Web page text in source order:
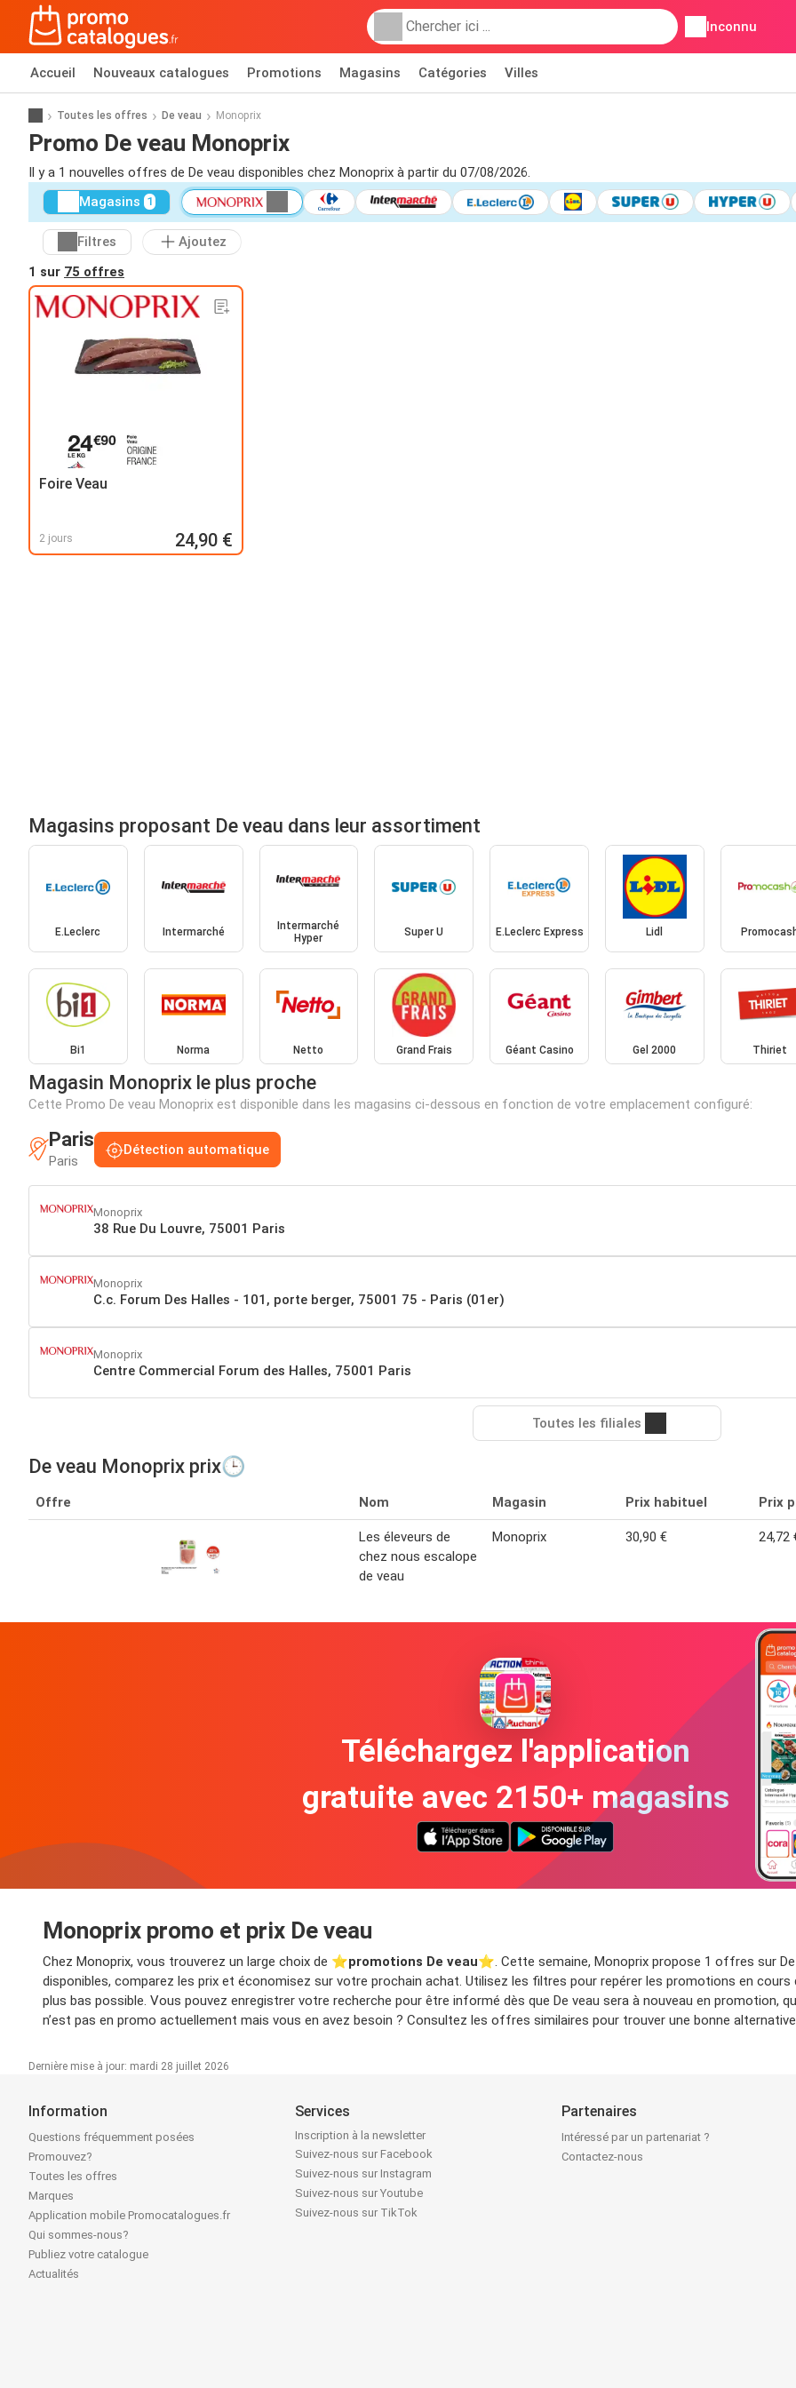
Inconnu
Accueil Nouveaux catalogues Promotions Magasins Catégories Villes
Toutes les offres De veau Monoprix
Promo De veau Monoprix
Il y a 1 nouvelles offres de De veau disponibles chez Monoprix à partir du 07/08/2026.
Magasins 1
Filtres
Ajoutez
1 sur 75 offres
Foire Veau
2 jours 24,90 €
Magasins proposant De veau dans leur assortiment
E.Leclerc Intermarché
Intermarché
Hyper
Super U E.Leclerc Express Lidl
Bi1 Norma Netto Grand Frais Géant Casino Gel 2000 Thiriet
Magasin Monoprix le plus proche
Cette Promo De veau Monoprix est disponible dans les magasins ci-dessous en fonction de votre emplacement configuré:
Paris
Paris
Détection automatique
Monoprix
38 Rue Du Louvre, 75001 Paris
Monoprix
C.c. Forum Des Halles - 101, porte berger, 75001 75 - Paris (01er)
Monoprix
Centre Commercial Forum des Halles, 75001 Paris
Toutes les filiales
De veau Monoprix prix🕒
Offre Nom Magasin Prix habituel Prix
Les éleveurs de
chez nous escalope
de veau
Monoprix 30,90 € 24,72
Téléchargez l'application
gratuite avec 2150+ magasins
Monoprix promo et prix De veau
Chez Monoprix, vous trouverez un large choix de ⭐️promotions De veau⭐️. Cette semaine, Monoprix propose 1 offres sur
disponibles, comparez les prix et économisez sur votre prochain achat. Utilisez les filtres pour repérer les promotions en
plus bas possible. Vous pouvez enregistrer votre recherche pour être informé dès que De veau sera à nouveau en promotion,
n’est pas en promo actuellement mais vous en avez besoin ? Consultez les offres similaires pour trouver une bonne alternative.
Dernière mise à jour: mardi 28 juillet 2026
Information
Questions fréquemment posées
Promouvez?
Toutes les offres
Marques
Application mobile Promocatalogues.fr
Qui sommes-nous?
Publiez votre catalogue
Actualités
Services
Inscription à la newsletter
Suivez-nous sur Facebook
Suivez-nous sur Instagram
Suivez-nous sur Youtube
Suivez-nous sur TikTok
Partenaires
Intéressé par un partenariat ?
Contactez-nous